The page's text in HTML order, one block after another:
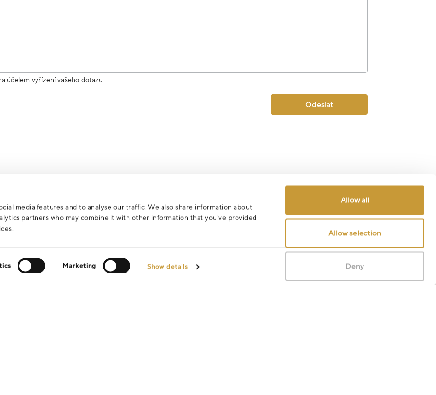
media features and to analyse our traffic. We also share information about
partners who may combine it with other information that you’ve provided
Marketing Show details
Allow all
Allow selection
Deny
účelem vyřízení vašeho dotazu.
Odeslat